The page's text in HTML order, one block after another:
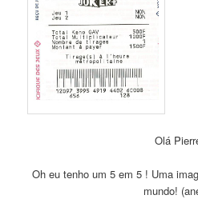
Olá
Oh eu tenho um 5 em 5 ! Uma
mundo!